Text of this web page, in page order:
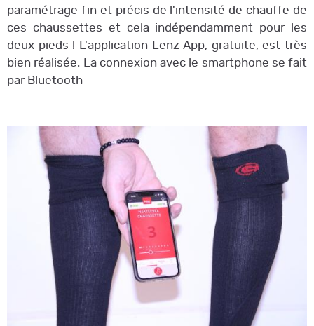
paramétrage fin et précis de l'intensité de chauffe de
ces chaussettes et cela indépendamment pour les
deux pieds ! L'application Lenz App, gratuite, est très
bien réalisée. La connexion avec le smartphone se fait
par Bluetooth